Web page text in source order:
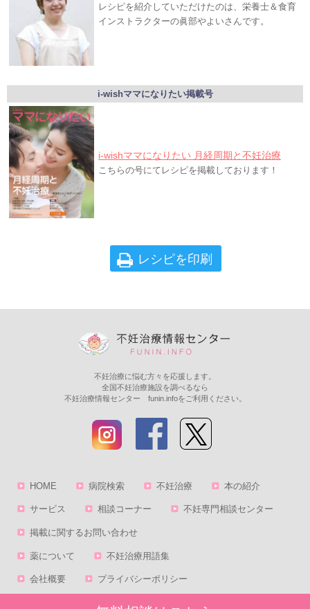
レシピを紹介していただけたのは、栄養士＆食育
インストラクターの眞部やよいさんです。
i-wishママになりたい掲載号
i-wishママになりたい 月経周期と不妊治療
こちらの号にてレシピを掲載しております！
レシピを印刷
不妊治療に悩む方々を応援します。
全国不妊治療施設を調べるなら
不妊治療情報センター funin.infoをご利用ください。
HOME 病院検索 不妊治療 本の紹介
サービス 相談コーナー 不妊専門相談センター
掲載に関するお問い合わせ
薬について 不妊治療用語集
会社概要 プライバシーポリシー